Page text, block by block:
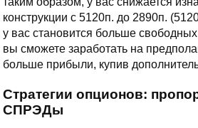
конструкции с 5120п. до 2890п.
у вас становится больше
вы сможете заработать на
больше прибыли, купив
Стратегии опционов:
СПРЭДы